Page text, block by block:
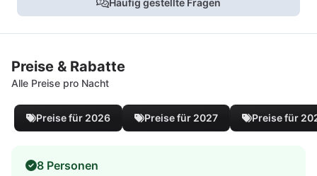
Preise & Rabatte
Alle Preise pro Nacht
Preise für 2026 Preise für 2027 Preise für
8 Personen